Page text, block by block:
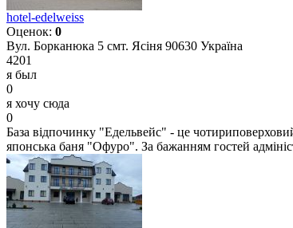
hotel-edelweiss
Оценок: 0
Вул. Борканюка 5 смт. Ясіня 90630 Україна
4201
я был
0
я хочу сюда
0
База відпочинку "Едельвейс" - це
японська баня "Офуро". За бажанням гостей